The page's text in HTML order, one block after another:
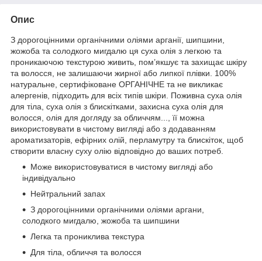
Опис
З дорогоцінними органічними оліями арганії, шипшини,
жожоба та солодкого мигдалю ця суха олія з легкою та
проникаючою текстурою живить, пом’якшує та захищає шкіру
та волосся, не залишаючи жирної або липкої плівки. 100%
натуральне, сертифіковане ОРГАНІЧНЕ та не викликає
алергенів, підходить для всіх типів шкіри. Поживна суха олія
для тіла, суха олія з блискітками, захисна суха олія для
волосся, олія для догляду за обличчям..., її можна
використовувати в чистому вигляді або з додаванням
ароматизаторів, ефірних олій, перламутру та блискіток, щоб
створити власну суху олію відповідно до ваших потреб.
Може використовуватися в чистому вигляді або
індивідуально
Нейтральний запах
З дорогоцінними органічними оліями аргани,
солодкого мигдалю, жожоба та шипшини
Легка та прониклива текстура
Для тіла, обличчя та волосся